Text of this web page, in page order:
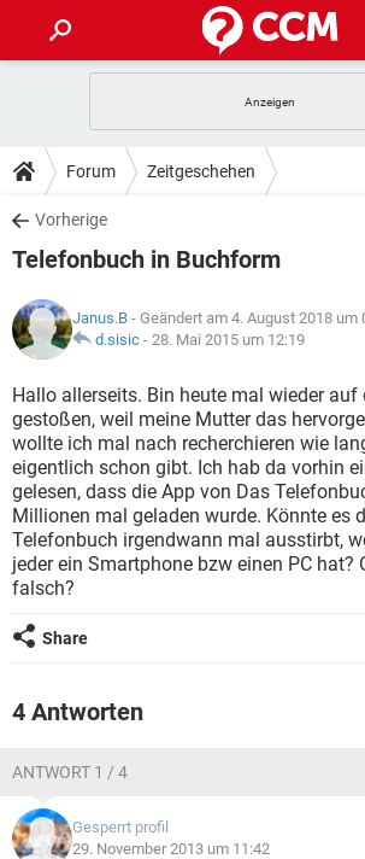
ANDROID
WINDOWS 10
WHATSAPP
FACEBOOK
TIPPS & TRICKS
SPIELE
WHATSAPP TIKTOK
FACEBOOK
DOWNLOADS
SPIELE
ANDROID
WINDOWS 10 INSTAGRAM
WHATSAPP TIKTOK
FACEBOOK
SPIELE
ANDROID
WINDOWS 10
WHATSAPP TIKTOK
FACEBOOK
LEXIKON
SPIELE STREAMING
ANDROID IOS
WINDOWS 10
WHATSAPP TIKTOK
FACEBOOK
Forum Zeitgeschehen
Vorherige
Telefonbuch in Buchform
Janus.B - Geändert am 4. August 2018 um
d.sisic - 28. Mai 2015 um 12:19
Hallo allerseits. Bin heute mal wieder auf
gestoßen, weil meine Mutter das
wollte ich mal nach recherchieren wie
eigentlich schon gibt. Ich hab da vorhin
gelesen, dass die App von Das
Millionen mal geladen wurde. Könnte es
Telefonbuch irgendwann mal ausstirbt,
jeder ein Smartphone bzw einen PC hat?
falsch?
Share
4 Antworten
ANTWORT 1 / 4
Gesperrt profil
29. November 2013 um 11:42